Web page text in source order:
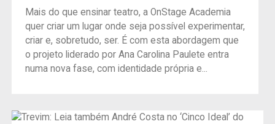
Mais do que ensinar teatro, a OnStage Academia
quer criar um lugar onde seja possível experimentar,
criar e, sobretudo, ser. É com esta abordagem que
o projeto liderado por Ana Carolina Paulete entra
numa nova fase, com identidade própria e...